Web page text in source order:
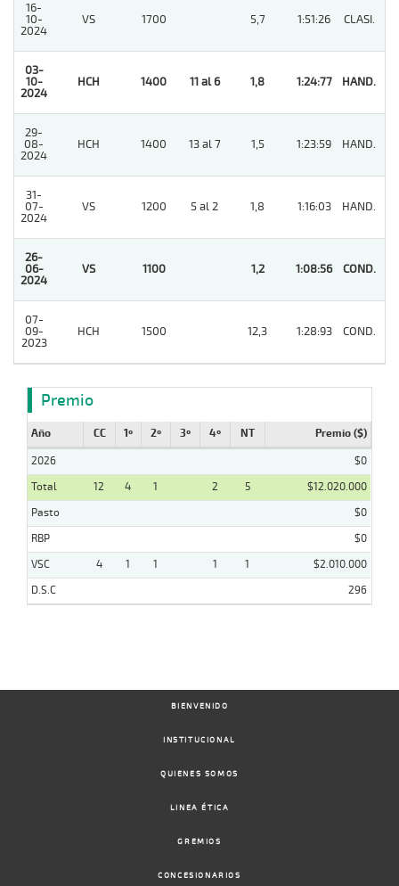
16-
10-
2024
VS 1700 5,7 1:51:26 CLASI.
03-
10-
2024
HCH 1400 11 al 6 1,8 1:24:77 HAND.
29-
08-
2024
HCH 1400 13 al 7 1,5 1:23:59 HAND.
31-
07-
2024
VS 1200 5 al 2 1,8 1:16:03 HAND.
26-
06-
2024
VS 1100 1,2 1:08:56 COND.
07-
09-
2023
HCH 1500 12,3 1:28:93 COND.
Premio
Año CC 1º 2º 3º 4º NT Premio ($)
2026
$0
Total
12 4 1 2 5
$12.020.000
Pasto
$0
RBP
$0
VSC
4 1 1 1 1
$2.010.000
D.S.C
296
BIENVENIDO
INSTITUCIONAL
QUIENES SOMOS
LINEA ÉTICA
GREMIOS
CONCESIONARIOS